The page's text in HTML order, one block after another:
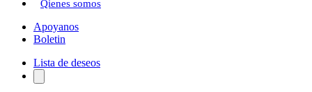
Qienes somos
Apoyanos
Boletin
Lista de deseos